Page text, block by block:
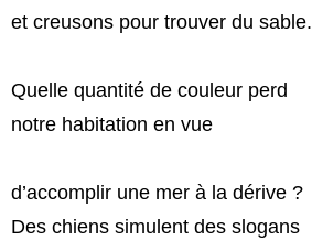
et creusons pour trouver du sable.
Quelle quantité de couleur perd
notre habitation en vue
d’accomplir une mer à la dérive ?
Des chiens simulent des slogans